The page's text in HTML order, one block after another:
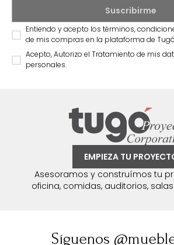
Entiendo y acepto los términos,
de mis compras en la plataforma de Tugó
Acepto, Autorizo el Tratamiento de mis
personales.
EMPIEZA TU
Asesoramos y construímos tu
oficina, comidas, auditorios,
Síguenos